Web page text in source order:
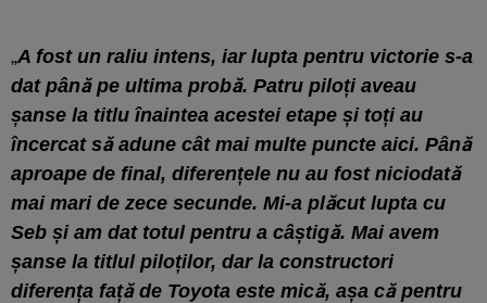
„A fost un raliu intens, iar lupta pentru victorie s-a
dat până pe ultima probă. Patru piloți aveau
șanse la titlu înaintea acestei etape și toți au
încercat să adune cât mai multe puncte aici. Până
aproape de final, diferențele nu au fost niciodată
mai mari de zece secunde. Mi-a plăcut lupta cu
Seb și am dat totul pentru a câștigă. Mai avem
șanse la titlul piloților, dar la constructori
diferența față de Toyota este mică, așa că pentru